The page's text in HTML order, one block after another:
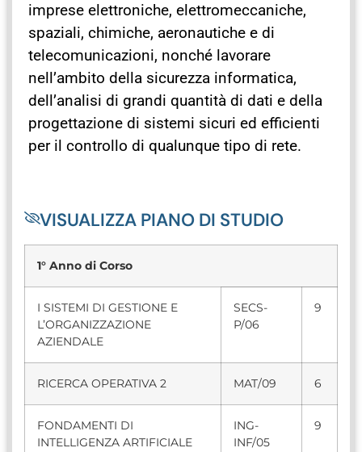
imprese elettroniche, elettromeccaniche,
spaziali, chimiche, aeronautiche e di
telecomunicazioni, nonché lavorare
nell’ambito della sicurezza informatica,
dell’analisi di grandi quantità di dati e della
progettazione di sistemi sicuri ed efficienti
per il controllo di qualunque tipo di rete.
VISUALIZZA PIANO DI STUDIO
1° Anno di Corso
I SISTEMI DI GESTIONE E
L’ORGANIZZAZIONE
AZIENDALE
SECS-
P/06
9
RICERCA OPERATIVA 2 MAT/09 6
FONDAMENTI DI
INTELLIGENZA ARTIFICIALE
ING-
INF/05
9